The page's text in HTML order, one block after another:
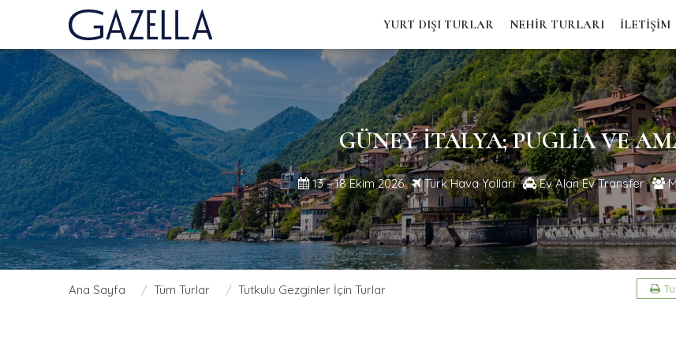
YURT DIŞI TURLAR NEHİR TURLARI İLETİŞİM
GÜNEY İTALYA; PUGLIA VE
13 - 18 Ekim 2026 Türk Hava Yolları Ev Alan Ev Transfer
Ana Sayfa Tüm Turlar Tutkulu Gezginler İçin Turlar